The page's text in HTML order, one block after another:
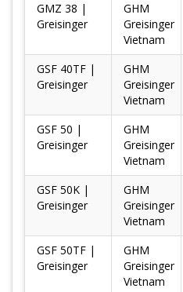
GMZ 38 |
Greisinger
GHM
Greisinger
Vietnam
GSF 40TF |
Greisinger
GHM
Greisinger
Vietnam
GSF 50 |
Greisinger
GHM
Greisinger
Vietnam
GSF 50K |
Greisinger
GHM
Greisinger
Vietnam
GSF 50TF |
Greisinger
GHM
Greisinger
Vietnam